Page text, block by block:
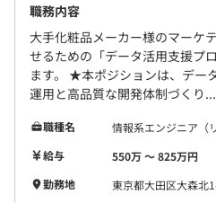
職務内容
大手化粧品メーカー様のマーケ
せるための「データ活用支援プ
ます。 ★本ポジションは、デー
運用と高品質な開発体制づくり...
職種名
情報系エンジニア（
給与
550万 〜 825万円
勤務地
東京都大田区大森北